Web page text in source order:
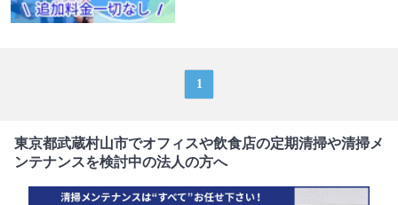
1
東京都武蔵村山市でオフィスや飲食店の定期清掃や清掃メ
ンテナンスを検討中の法人の方へ